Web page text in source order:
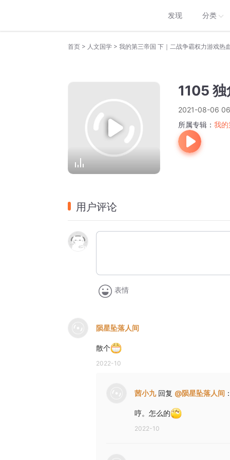
发现 分类
首页 > 人文国学 > 我的第三帝国 下｜二战争霸权力游戏热
1105
2021-08-06
所属专辑： 我
用户评论
表情
陨星坠落人间
散个
2022-10
茜小九 回复 @陨星坠落人间
哼。怎么的
2022-10